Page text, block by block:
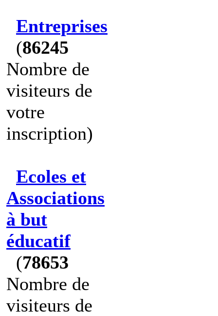
Entreprises
(86245
Nombre de
visiteurs de
votre
inscription)
Ecoles et
Associations
à but
éducatif
(78653
Nombre de
visiteurs de